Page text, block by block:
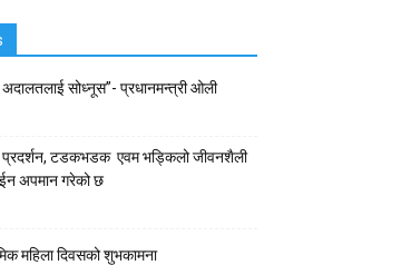
अदालतलाई सोध्नूस”- प्रधानमन्त्री ओली
प्रदर्शन, टडकभडक एवम भड्किलो जीवनशैली
अपमान गरेको छ
महिला दिवसको शुभकामना